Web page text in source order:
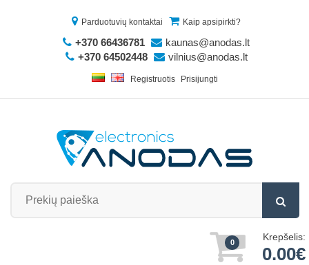
Parduotuvių kontaktai Kaip apsipirkti?
+370 66436781
kaunas@anodas.lt
+370 64502448
vilnius@anodas.lt
Registruotis Prisijungti
0 Krepšelis:
0.00€